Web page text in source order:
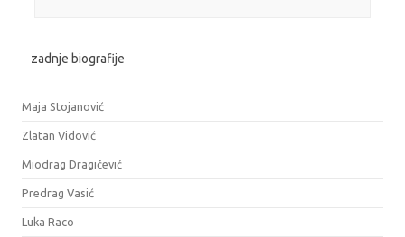
zadnje biografije
Maja Stojanović
Zlatan Vidović
Miodrag Dragičević
Predrag Vasić
Luka Raco